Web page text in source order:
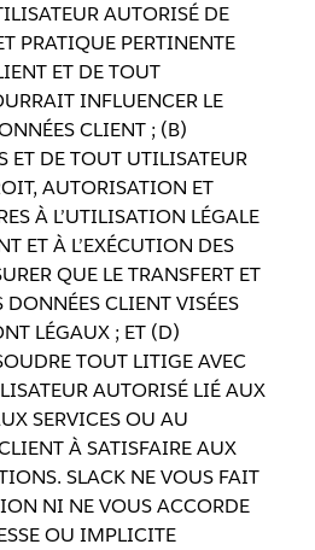
AUTORISÉ DE
PRATIQUE PERTINENTE
ET DE TOUT
INFLUENCER LE
CLIENT ; (B)
ET DE TOUT UTILISATEUR
AUTORISATION ET
À L’UTILISATION LÉGALE
ET À L’EXÉCUTION DES
QUE LE TRANSFERT ET
DONNÉES CLIENT VISÉES
LÉGAUX ; ET (D)
TOUT LITIGE AVEC
AUTORISÉ LIÉ AUX
SERVICES OU AU
À SATISFAIRE AUX
SLACK NE VOUS FAIT
NI NE VOUS ACCORDE
OU IMPLICITE